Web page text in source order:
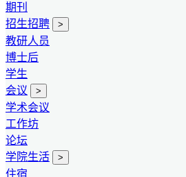
期刊
招生招聘
>
教研人员
博士后
学生
会议
>
学术会议
工作坊
论坛
学院生活
>
住宿